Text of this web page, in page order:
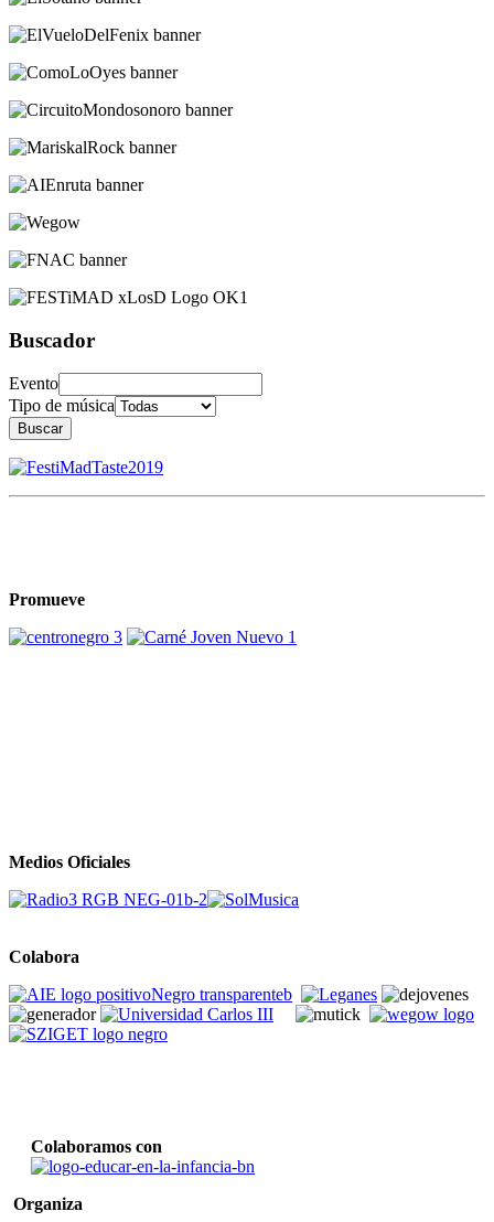
Buscador
Evento
Tipo de música
Buscar
Promueve
Medios Oficiales
Colabora
Colaboramos con
Organiza